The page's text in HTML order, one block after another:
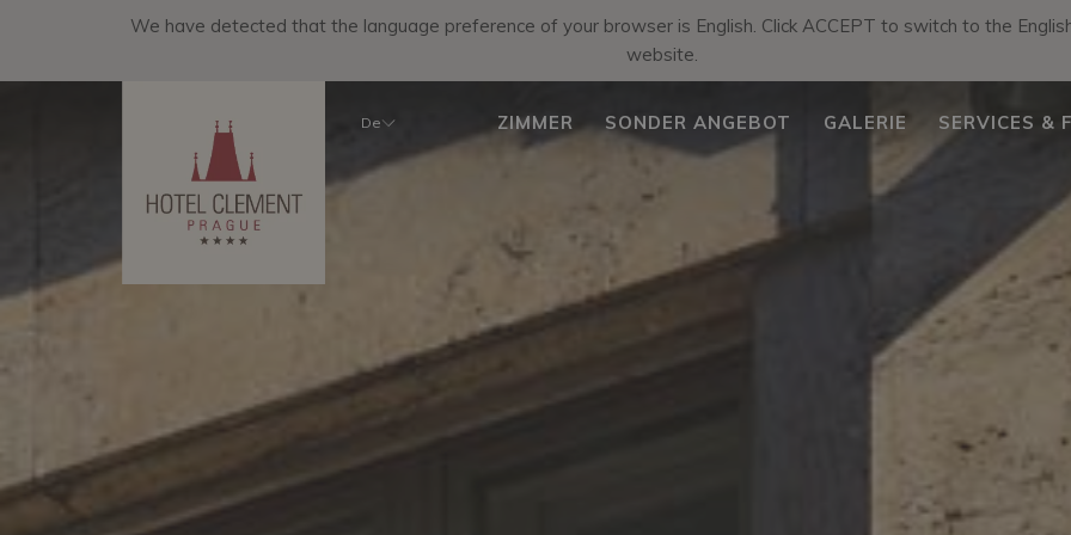
We have detected that the language preference of your browser is English. Click ACCEPT to switch to the
website.
De ZIMMER SONDER ANGEBOT GALERIE SERVICES &